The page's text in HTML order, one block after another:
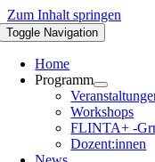
Zum Inhalt springen
Toggle Navigation
Home
Programm
Workshops
FLINTA+ -
Dozent:innen